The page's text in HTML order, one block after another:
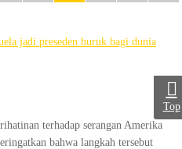
terhadap serangan Amerika
bahwa langkah tersebut
Top